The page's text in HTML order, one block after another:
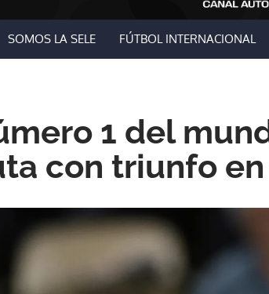
SOMOS LA SELE FÚTBOL INTERNACIONAL
1 del
con triunfo en